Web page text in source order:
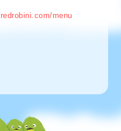
menu